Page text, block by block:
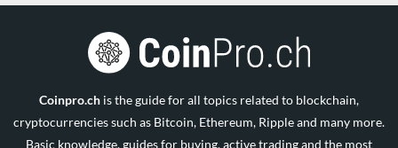
Coinpro.ch is the guide for all topics related to blockchain,
cryptocurrencies such as Bitcoin, Ethereum, Ripple and many more.
Basic knowledge, guides for buying, active trading and the most